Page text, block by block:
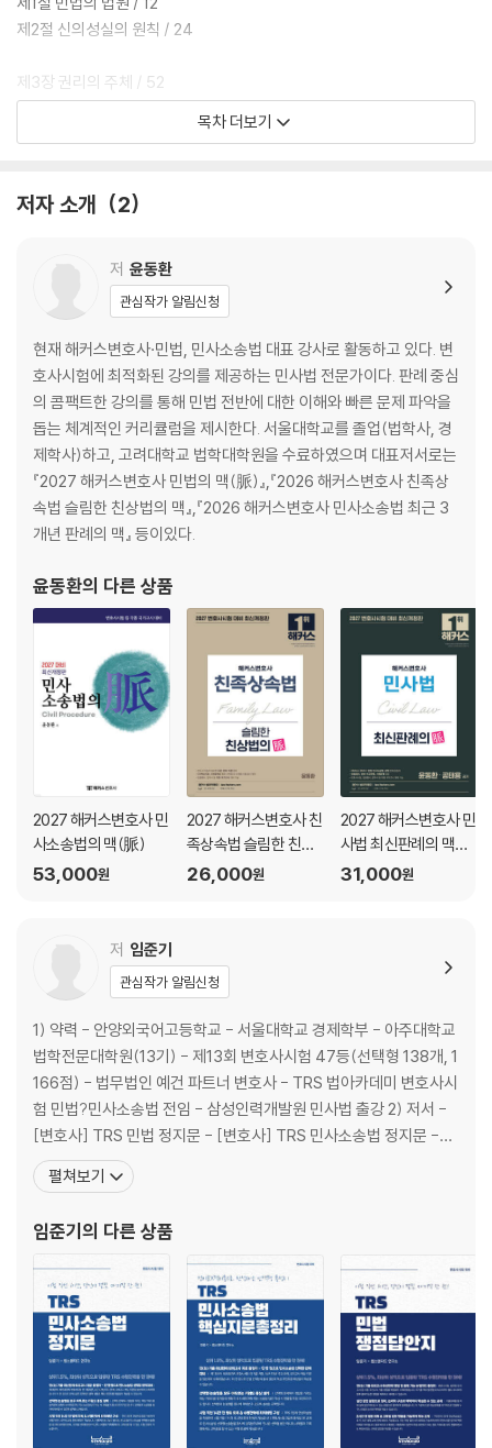
① 각 지문이 묻는 법리의 근거가 조문인지 판례인지, 일반론인지 구별될
보더라도 해당 지문이 조문, 판례, 일반론 중 무엇을 묻는 것인지 확인될 수
있도록 하였습니다.
② 지문의 정오를 가르는 핵심 키워드에는 굵은 글씨로 처리하여, 위 키워
3.
일'맥'상통합니다. 본서에 반영된 기출문제들을 기본서 목차 순서에 따라
“중복지문을 제외”하고 OX의 형태로 다시 요약정리한 교재입니다.
제2절 신의성실의 원칙 / 24
제3장 권리의 주체 / 52
제1절 권리주체 총설 / 52
제4장 권리의 객체 / 220
제2절 물건 / 220
제5장 권리 변동 / 252
제1절 법률행위 / 252
제2절 법률행위의 목적 / 271
제3절 의사표시 / 323
제4절 법률행위의 대리 / 425
제5절 법률행위의 무효와 취소 / 521
제6절 법률행위의 부관 / 573
제6장 소멸시효 / 614
제2절 소멸시효의 요건 / 623
제3절 소멸시효의 중단과 정지 / 650
목차 더보기
저자 소개 2
저 윤동환
관심작가 알림신청
현재 해커스변호사·민법, 민사소송법 대표 강사로 활동하고 있다. 변
호사시험에 최적화된 강의를 제공하는 민사법 전문가이다. 판례 중심
의 콤팩트한 강의를 통해 민법 전반에 대한 이해와 빠른 문제 파악을
돕는 체계적인 커리큘럼을 제시한다. 서울대학교를 졸업(법학사, 경
제학사)하고, 고려대학교 법학대학원을 수료하였으며 대표저서로는
『2027 해커스변호사 민법의 맥(脈)』,『2026 해커스변호사 친족상
속법 슬림한 친상법의 맥』,『2026 해커스변호사 민사소송법 최근 3
개년 판례의 맥』 등이있다.
윤동환의 다른 상품
2027 해커스변호사 민
사소송법의 맥(脈)
53,000원
2027 해커스변호사 친
족상속법 슬림한 친상
법의 맥(脈)
26,000원
2027 해커스변호사 민
사법 최신판례의 맥
(脈)
31,000원
저 임준기
관심작가 알림신청
1) 약력 - 안양외국어고등학교 - 서울대학교 경제학부 - 아주대학교
법학전문대학원(13기) - 제13회 변호사시험 47등(선택형 138개, 1
166점) - 법무법인 예건 파트너 변호사 - TRS 법아카데미 변호사시
험 민법?민사소송법 전임 - 삼성인력개발원 민사법 출강 2) 저서 -
[변호사] TRS 민법 정지문 - [변호사] TRS 민사소송법 정지문 -
[변호사] TRS 민사소송법 쟁점답안지 - [공인노무사] 민법 핵심지
문의 맥 - [공인노무사] 민법 정지문의 맥 - [공인노무사] 민사소송
펼쳐보기
임준기 의 다른 상품